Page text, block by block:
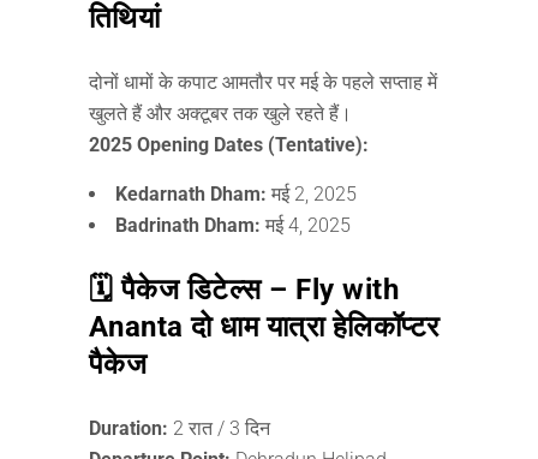
तिथियां
दोनों धामों के कपाट आमतौर पर मई के पहले सप्ताह में
खुलते हैं और अक्टूबर तक खुले रहते हैं।
2025 Opening Dates (Tentative):
Kedarnath Dham: मई 2, 2025
Badrinath Dham: मई 4, 2025
🗓️ पैकेज डिटेल्स – Fly with
Ananta दो धाम यात्रा हेलिकॉप्टर
पैकेज
Duration: 2 रात / 3 दिन